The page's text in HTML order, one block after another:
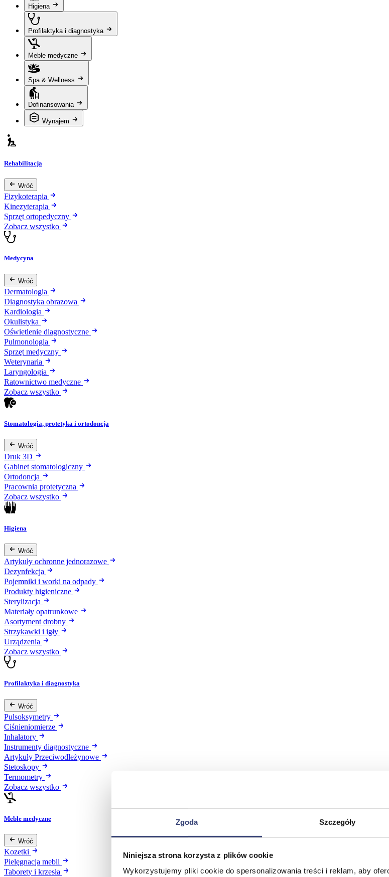
Zgoda Szczegóły
Niniejsza strona korzysta z plików cookie
Wykorzystujemy pliki cookie do spersonalizowania treści i reklam, aby
Higiena
Profilaktyka i diagnostyka
Meble medyczne
Spa & Wellness
Dofinansowania
Wynajem
Rehabilitacja
Wróć
Fizykoterapia
Kinezyterapia
Sprzęt ortopedyczny
Zobacz wszystko
Medycyna
Wróć
Dermatologia
Diagnostyka obrazowa
Kardiologia
Okulistyka
Oświetlenie diagnostyczne
Pulmonologia
Sprzęt medyczny
Weterynaria
Laryngologia
Ratownictwo medyczne
Zobacz wszystko
Stomatologia, protetyka i ortodoncja
Wróć
Druk 3D
Gabinet stomatologiczny
Ortodoncja
Pracownia protetyczna
Zobacz wszystko
Higiena
Wróć
Artykuły ochronne jednorazowe
Dezynfekcja
Pojemniki i worki na odpady
Produkty higieniczne
Sterylizacja
Materiały opatrunkowe
Asortyment drobny
Strzykawki i igły
Urządzenia
Zobacz wszystko
Profilaktyka i diagnostyka
Wróć
Pulsoksymetry
Ciśnieniomierze
Inhalatory
Instrumenty diagnostyczne
Artykuły Przeciwodleżynowe
Stetoskopy
Termometry
Zobacz wszystko
Meble medyczne
Wróć
Kozetki
Pielęgnacja mebli
Taborety i krzesła